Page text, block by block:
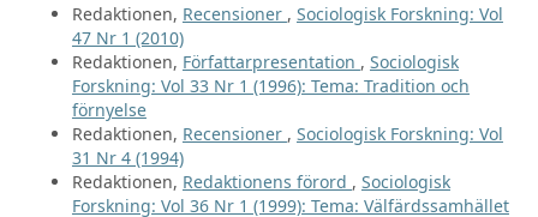
Redaktionen, Recensioner , Sociologisk Forskning: Vol
47 Nr 1 (2010)
Redaktionen, Författarpresentation , Sociologisk
Forskning: Vol 33 Nr 1 (1996): Tema: Tradition och
förnyelse
Redaktionen, Recensioner , Sociologisk Forskning: Vol
31 Nr 4 (1994)
Redaktionen, Redaktionens förord , Sociologisk
Forskning: Vol 36 Nr 1 (1999): Tema: Välfärdssamhället